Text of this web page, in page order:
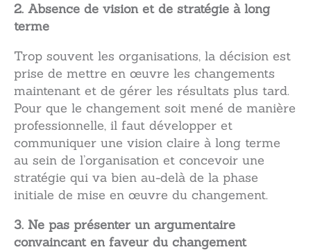
2. Absence de vision et de stratégie à long
terme
Trop souvent les organisations, la décision est
prise de mettre en œuvre les changements
maintenant et de gérer les résultats plus tard.
Pour que le changement soit mené de manière
professionnelle, il faut développer et
communiquer une vision claire à long terme
au sein de l’organisation et concevoir une
stratégie qui va bien au-delà de la phase
initiale de mise en œuvre du changement.
3. Ne pas présenter un argumentaire
convaincant en faveur du changement